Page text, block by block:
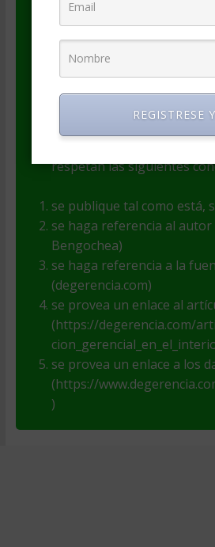
Este artículo es Copyright
autor(a) es responsable
legitimidad de su autoría.
El contenido puede ser
respetan las siguientes
se publique tal como está,
se haga referencia al autor
Bengochea)
se haga referencia a la
(degerencia.com)
se provea un enlace al
(https://degerencia.com/
se provea un enlace a los
(https://
)
REGISTRESE